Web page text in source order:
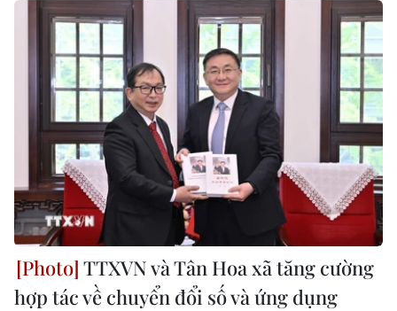
TTXVN và Tân Hoa xã tăng cường
hợp tác về chuyển đổi số và ứng dụng